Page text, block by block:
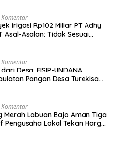
Komentar
Irigasi Rp102 Miliar PT Adhy
Asal-Asalan: Tidak Sesuai
Komentar
Desa: FISIP-UNDANA
Pangan Desa Turekisa
Komentar
Merah Labuan Bajo Aman Tiga
Pengusaha Lokal Tekan Harga